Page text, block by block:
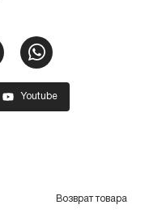
Youtube
Возврат товара